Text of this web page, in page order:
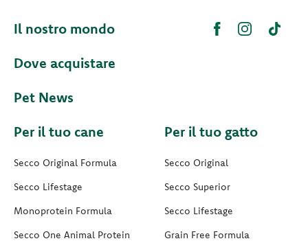
Il nostro mondo
Dove acquistare
Pet News
Per il tuo cane
Secco Original Formula
Secco Lifestage
Monoprotein Formula
Secco One Animal Protein
Per il tuo gatto
Secco Original
Secco Superior
Secco Lifestage
Grain Free Formula